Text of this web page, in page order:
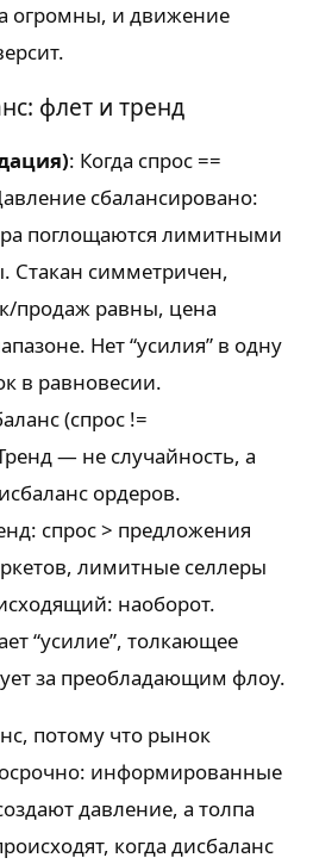
огромны, и движение
флет и тренд
: Когда спрос ==
сбалансировано:
поглощаются лимитными
Стакан симметричен,
продаж равны, цена
Нет “усилия” в одну
в равновесии.
(спрос !=
— не случайность, а
ордеров.
спрос > предложения
лимитные селлеры
наоборот.
“усилие”, толкающее
за преобладающим флоу.
потому что рынок
информированные
давление, а толпа
когда дисбаланс